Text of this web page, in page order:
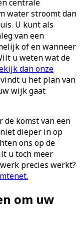
centrale
water stroomt dan
U kunt als
van een
of en wanneer
u weten wat de
dan onze
u het plan van
wijk gaat
de komst van een
dieper in op
ons op de
u toch meer
precies werkt?
om uw